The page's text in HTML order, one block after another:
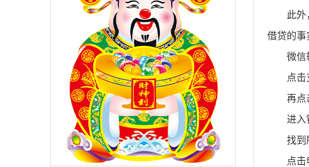
此外，
借贷的事
微信转
点击
再点
进入钱
找到所
点击申